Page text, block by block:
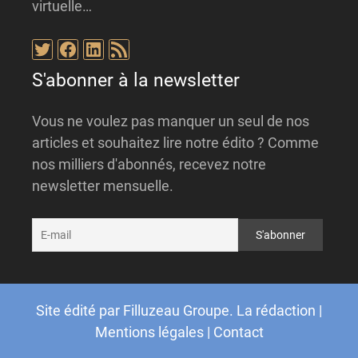
virtuelle…
Twitter
Facebook
LinkedIn
Flux RSS
S'abonner à la newsletter
Vous ne voulez pas manquer un seul de nos
articles et souhaitez lire notre édito ? Comme
nos milliers d'abonnés, recevez notre
newsletter mensuelle.
Site édité par Filluzeau Groupe. La rédaction |
Mentions légales| Contact